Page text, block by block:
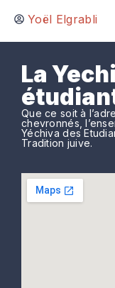
Yoël Elgrabli
La
Que ce soit à
chevronnés,
Yéchiva des
Tradition juive.